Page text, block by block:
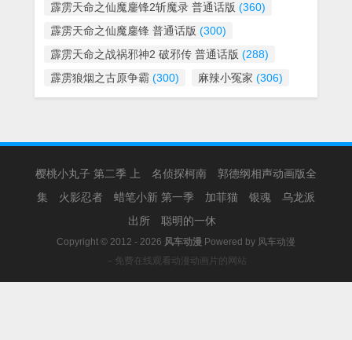
霹雳天命之仙魔鏖锋2斩魔录 普通话版 (360)
霹雳天命之仙魔鏖锋 普通话版 (300)
霹雳天命之战祸邪神2 破邪传 普通话版 (288)
霹雳狼烟之古原争霸 (300) 麻辣小冤家 (306)
樱桃小丸子 第二季 上 名侦探柯南
郭德纲相声动画版全
集
火影忍者 蜡笔小新 第一季 加菲猫 银魂
乌龙派
出所
聪明的一休
Copyright © 2012 - 2026 风车动漫 Powered by 风车动漫
－免费在线观看动漫动画片的网站